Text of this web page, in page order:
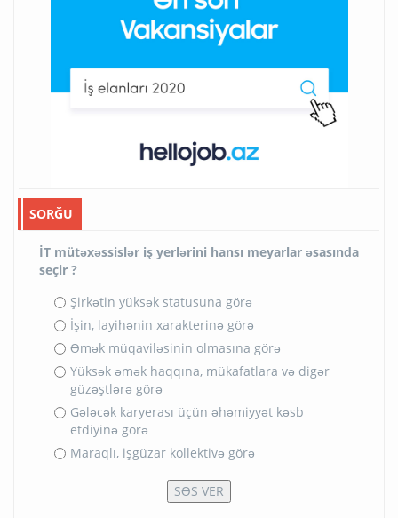
SORĞU
İT mütəxəssislər iş yerlərini hansı meyarlar əsasında
seçir ?
Şirkətin yüksək statusuna görə
İşin, layihənin xarakterinə görə
Əmək müqaviləsinin olmasına görə
Yüksək əmək haqqına, mükafatlara və digər
güzəştlərə görə
Gələcək karyerası üçün əhəmiyyət kəsb
etdiyinə görə
Maraqlı, işgüzar kollektivə görə